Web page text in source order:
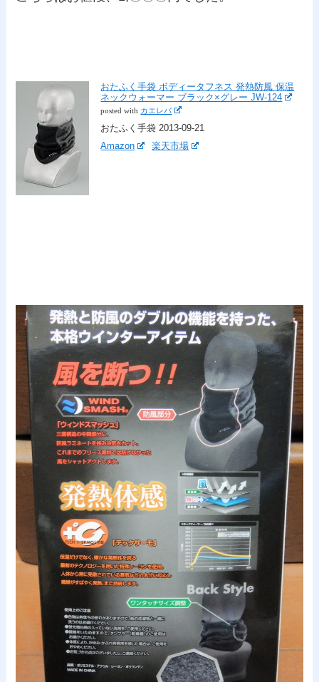
おたふく手袋 ボディータフネス 発熱防風 保温
ネックウォーマー ブラック×グレー JW-124
posted with カエレバ
おたふく手袋 2013-09-21
Amazon
楽天市場